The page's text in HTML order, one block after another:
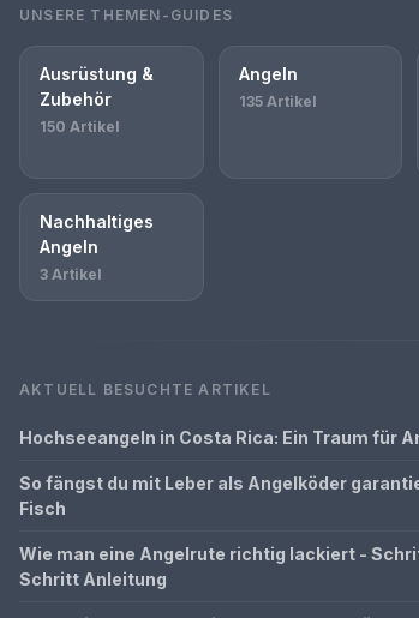
UNSERE THEMEN-GUIDES
Ausrüstung &
Zubehör
150 Artikel
Angeln
135 Artikel
Nachhaltiges
Angeln
3 Artikel
AKTUELL BESUCHTE ARTIKEL
Hochseeangeln in Costa Rica: Ein Traum für
So fängst du mit Leber als Angelköder
Fisch
Wie man eine Angelrute richtig lackiert -
Schritt Anleitung